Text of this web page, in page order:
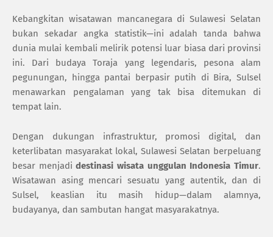
Kebangkitan wisatawan mancanegara di Sulawesi Selatan
bukan sekadar angka statistik—ini adalah tanda bahwa
dunia mulai kembali melirik potensi luar biasa dari provinsi
ini. Dari budaya Toraja yang legendaris, pesona alam
pegunungan, hingga pantai berpasir putih di Bira, Sulsel
menawarkan pengalaman yang tak bisa ditemukan di
tempat lain.
Dengan dukungan infrastruktur, promosi digital, dan
keterlibatan masyarakat lokal, Sulawesi Selatan berpeluang
besar menjadidestinasi wisata unggulan Indonesia Timur.
Wisatawan asing mencari sesuatu yang autentik, dan di
Sulsel, keaslian itu masih hidup—dalam alamnya,
budayanya, dan sambutan hangat masyarakatnya.